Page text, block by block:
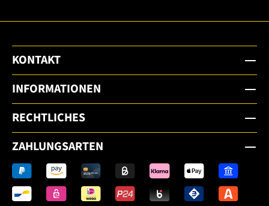
KONTAKT
INFORMATIONEN
RECHTLICHES
ZAHLUNGSARTEN